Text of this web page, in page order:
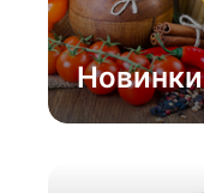
Новинки